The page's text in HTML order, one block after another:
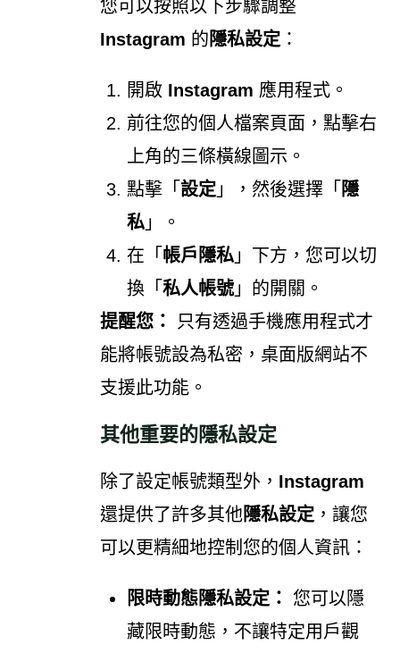
您可以按照以下步驟調整
Instagram 的隱私設定：
開啟 Instagram 應用程式。
前往您的個人檔案頁面，點擊右
上角的三條橫線圖示。
點擊「 設定」，然後選擇「 隱
私」。
在「 帳戶隱私」下方，您可以切
換「 私人帳號」的開關。
提醒您：
只有透過手機應用程式才
能將帳號設為私密，桌面版網站不
支援此功能。
其他重要的隱私設定
除了設定帳號類型外， Instagram
還提供了許多其他隱私設定，讓您
可以更精細地控制您的個人資訊：
限時動態隱私設定：
您可以隱
藏限時動態，不讓特定用戶觀